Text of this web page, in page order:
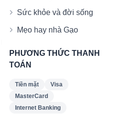
Sức khỏe và đời sống
Mẹo hay nhà Gạo
PHƯƠNG THỨC THANH
TOÁN
Tiền mặt
Visa
MasterCard
Internet Banking